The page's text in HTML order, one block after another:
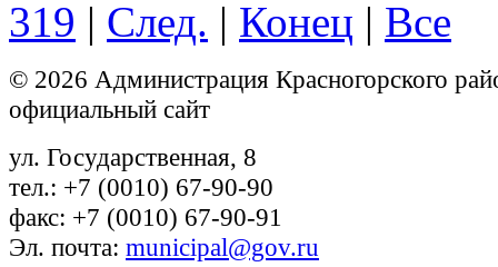
319 | След. | Конец | Все
© 2026 Администрация Красногорского
официальный сайт
ул. Государственная, 8
тел.: +7 (0010) 67-90-90
факс: +7 (0010) 67-90-91
Эл. почта: municipal@gov.ru